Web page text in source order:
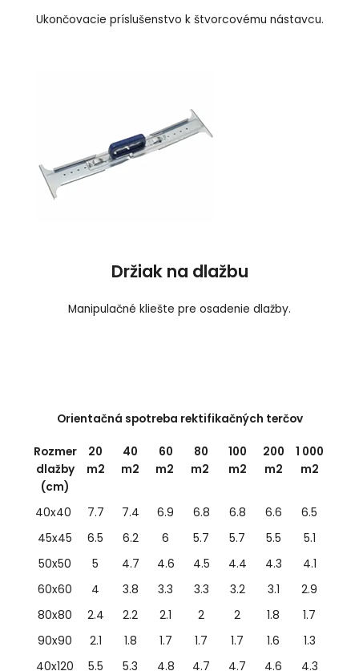
Ukončovacie príslušenstvo k štvorcovému nástavcu.
Držiak na dlažbu
Manipulačné kliešte pre osadenie dlažby.
Orientačná spotreba rektifikačných terčov
Rozmer
dlažby
(cm)
20
m2
40
m2
60
m2
80
m2
100
m2
200
m2
1 000
m2
40x40 7.7 7.4 6.9 6.8 6.8 6.6
6.5
45x45
6.5 6.2 6 5.7 5.7 5.5
5.1
50x50
5 4.7 4.6 4.5 4.4 4.3
4.1
60x60
4 3.8 3.3 3.3 3.2 3.1
2.9
80x80
2.4 2.2 2.1 2 2 1.8
1.7
90x90
2.1 1.8 1.7 1.7 1.7 1.6
1.3
40x120
5.5 5.3 4.8 4.7 4.7 4.6
4.3